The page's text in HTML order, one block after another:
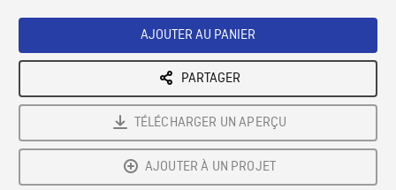
AJOUTER AU PANIER
PARTAGER
TÉLÉCHARGER UN APERÇU
AJOUTER À UN PROJET